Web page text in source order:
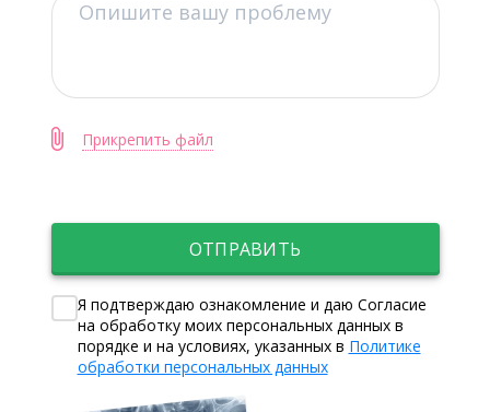
Прикрепить файл
ОТПРАВИТЬ
Я подтверждаю ознакомление и даю Согласие
на обработку моих персональных данных в
порядке и на условиях, указанных в Политике
обработки персональных данных